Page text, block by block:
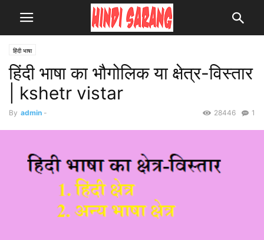
हिंदी भाषा
हिंदी भाषा का भौगोलिक या क्षेत्र-विस्तार
| kshetr vistar
By admin - 1
28446